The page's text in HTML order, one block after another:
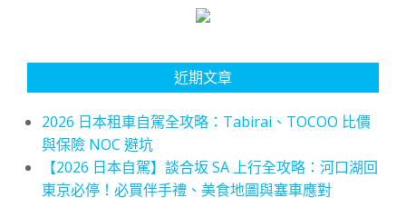
近期文章
2026 日本租車自駕全攻略：Tabirai、TOCOO 比價
與保險 NOC 避坑
【2026 日本自駕】談合坂 SA 上行全攻略：河口湖回
東京必停！必買伴手禮、美食地圖與塞車應對